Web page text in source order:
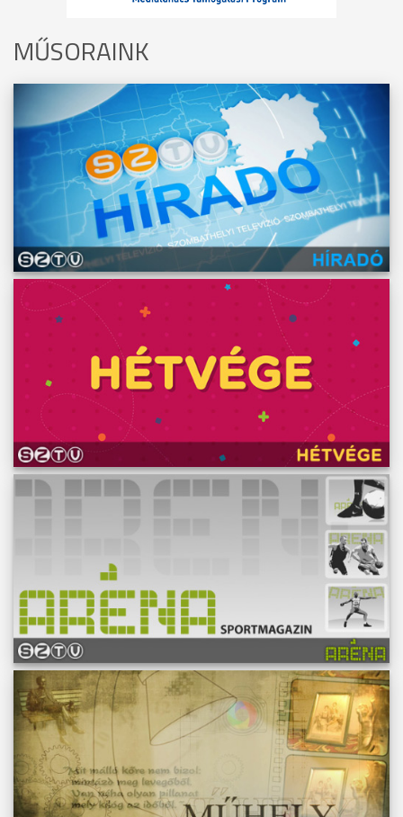
MŰSORAINK